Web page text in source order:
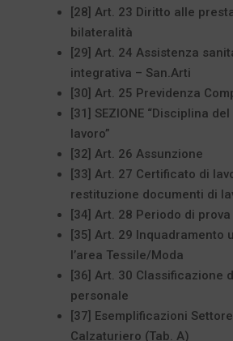
[28] Art. 23 Diritto alle
bilateralità
[29] Art. 24 Assistenza
integrativa – San.Arti
[30] Art. 25 Previdenza
[31] SEZIONE “Disciplina
lavoro”
[32] Art. 26 Assunzione
[33] Art. 27 Certificato di
restituzione documenti di
[34] Art. 28 Periodo di prova
[35] Art. 29 Inquadramento
l’area Tessile/Moda
[36] Art. 30 Classificazione
personale
[37] Esemplificazioni Settore
Calzaturiero (Tab. A)